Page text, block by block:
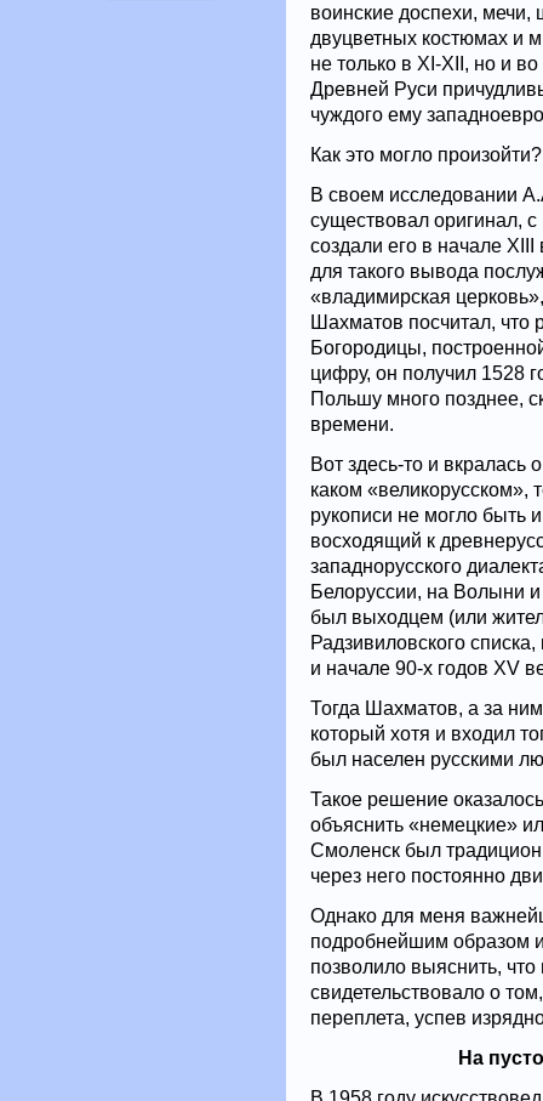
воинские доспехи,
двуцветных костюмах и
не только в XI-XII, но и
Древней Руси
чуждого ему
Как это могло произойти?
В своем исследовании
существовал оригинал,
создали его в начале
для такого вывода
«владимирская
Шахматов посчитал, что
Богородицы,
цифру, он получил 1528
Польшу много позднее,
времени.
Вот здесь-то и
каком «великорусском»,
рукописи не могло быть
восходящий к
западнорусского
Белоруссии, на Волыни и
был выходцем (или
Радзивиловского
и начале 90-х годов XV
Тогда Шахматов, а за
который хотя и входил
был населен русскими
Такое решение
объяснить «немецкие»
Смоленск был
через него постоянно
Однако для меня
подробнейшим образом
позволило выяснить,
свидетельствовало о
переплета, успев
На